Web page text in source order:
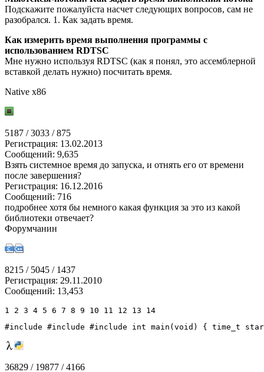
Подскажите пожалуйста насчет следующих вопросов, сам не
разобрался. 1. Как задать время.
Как измерить время выполнения программы с
использованием RDTSC
Мне нужно используя RDTSC (как я понял, это ассемблерной
вставкой делать нужно) посчитать время.
Native x86
5187 / 3033 / 875
Регистрация: 13.02.2013
Сообщений: 9,635
Взять системное время до запуска, и отнять его от времени
после завершения?
Регистрация: 16.12.2016
Сообщений: 716
подробнее хотя бы немного какая функция за это из какой
библиотеки отвечает?
Форумчанин
8215 / 5045 / 1437
Регистрация: 29.11.2010
Сообщений: 13,453
1 2 3 4 5 6 7 8 9 10 11 12 13 14
#include #include #include int main ( void ) { time_t
36829 / 19877 / 4166